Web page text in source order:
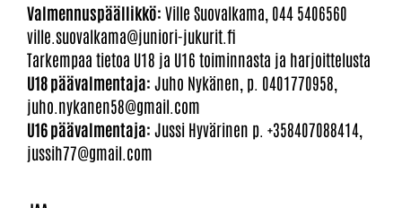
Valmennuspäällikkö: Ville Suovalkama, 044 5406560
ville.suovalkama@juniori-jukurit.fi
Tarkempaa tietoa U18 ja U16 toiminnasta ja harjoittelusta
U18 päävalmentaja: Juho Nykänen, p. 0401770958,
juho.nykanen58@gmail.com
U16 päävalmentaja: Jussi Hyvärinen p. +358407088414,
jussih77@gmail.com